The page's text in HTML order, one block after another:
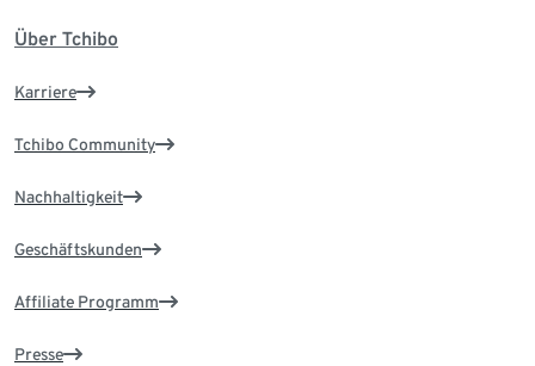
Über Tchibo
Karriere
Tchibo Community
Nachhaltigkeit
Geschäftskunden
Affiliate Programm
Presse